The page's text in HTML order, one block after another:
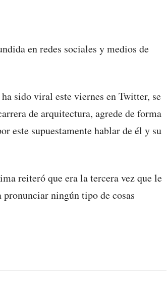
en redes sociales y medios de
sido viral este viernes en Twitter, se
de arquitectura, agrede de forma
este supuestamente hablar de él y su
reiteró que era la tercera vez que le
ningún tipo de cosas